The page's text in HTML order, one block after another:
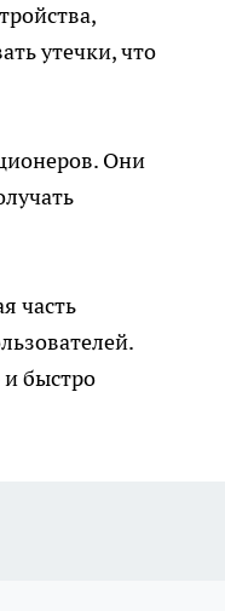
утечки, что
Они
часть
быстро